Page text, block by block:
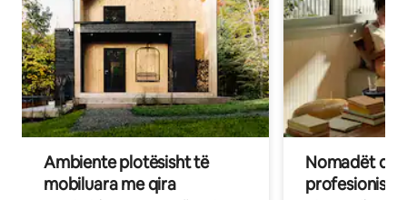
Ambiente plotësisht të
mobiluara me qira
Nomadët